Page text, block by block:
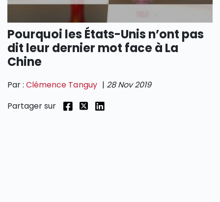
Pourquoi les États-Unis n’ont pas
dit leur dernier mot face à La
Chine
Par :Clémence Tanguy | 28 Nov 2019
Partager sur